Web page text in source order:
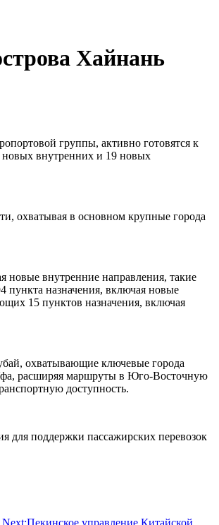
Хайнань
группы, активно готовятся к
новых внутренних и 19 новых
охватывая в основном крупные города
новые внутренние направления, такие
назначения, включая новые
15 пунктов назначения, включая
охватывающие ключевые города
расширяя маршруты в Юго-Восточную
доступность.
для поддержки пассажирских перевозок